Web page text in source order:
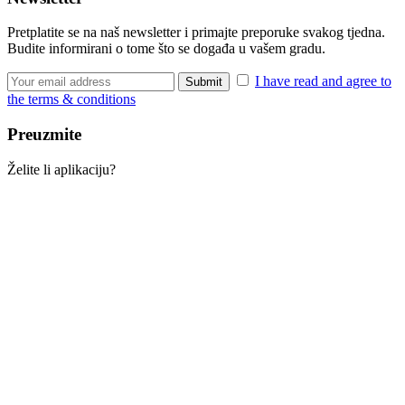
Pretplatite se na naš newsletter i primajte preporuke svakog tjedna.
Budite informirani o tome što se događa u vašem gradu.
I have read and agree to
the terms & conditions
Preuzmite
Želite li aplikaciju?